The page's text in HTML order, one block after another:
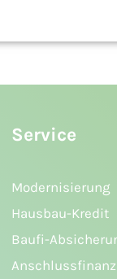
Service
Modernisierung
Hausbau-Kredit
Baufi-